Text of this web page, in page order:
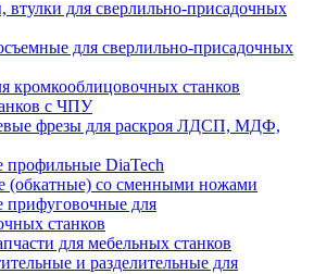
втулки для сверлильно-присадочных
для сверлильно-присадочных
кромкооблицовочных станков
с ЧПУ
фрезы для раскроя ЛДСП, МДФ,
профильные DiaTech
(обкатные) со сменными ножами
прифуговочные для
станков
для мебельных станков
и разделительные для